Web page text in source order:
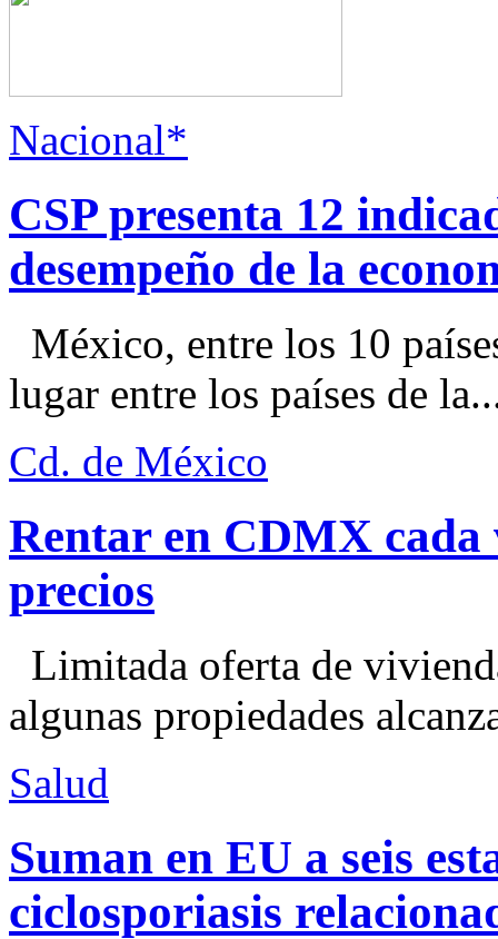
Nacional*
CSP presenta 12
desempeño de la
México, entre los 10
lugar entre los países de
Cd. de México
Rentar en CDMX cada
precios
Limitada oferta de
algunas propiedades
Salud
Suman en EU a seis
ciclosporiasis